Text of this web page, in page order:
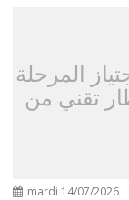
المرحلة
تقني من
mardi 14/07/2026